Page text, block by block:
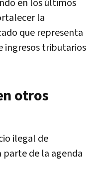
en los últimos
la
que representa
ingresos tributarios
otros
ilegal de
de la agenda